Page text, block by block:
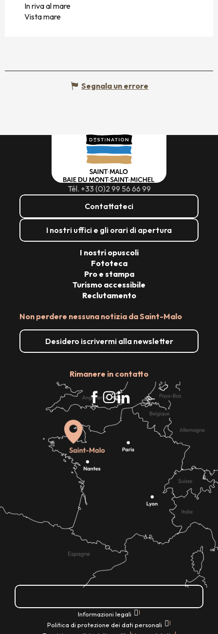
In riva al mare
Vista mare
Segnala un errore
Tél. +33 (0)2 99 56 66 99
Contattateci
I nostri uffici e gli orari di apertura
Non perdere nessuna notizia da Saint-Malo
Desidero iscrivermi alla newsletter
Rimanere in contatto
I nostri opuscoli
Fototeca
Pro e stampa
Turismo accessibile
Reclutamento
Informazioni legali |
Politica di protezione dei dati personali |